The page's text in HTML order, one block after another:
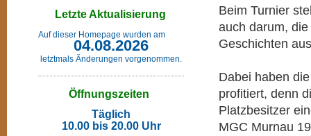
Letzte Aktualisierung
Auf dieser Homepage wurden am
04.08.2026
letztmals Änderungen vorgenommen.
Öffnungszeiten
Täglich
10.00 bis 20.00 Uhr
Beim Turnier
auch darum,
Geschichten
Dabei haben
profitiert, denn
Platzbesitzer
MGC Murnau